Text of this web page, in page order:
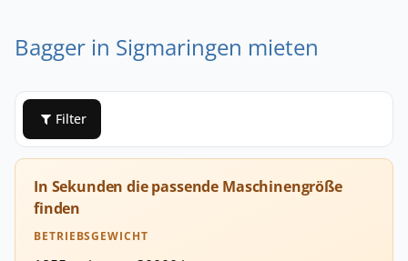
Bagger in Sigmaringen mieten
Filter
In Sekunden die passende Maschinengröße
finden
BETRIEBSGEWICHT